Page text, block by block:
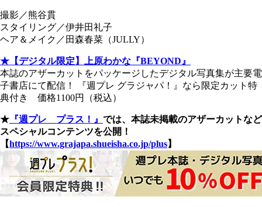
撮影／熊谷貫
スタイリング／伊井田礼子
ヘア＆メイク／田森春菜（JULLY）
★【デジタル限定】上原わかな『BEYOND』
本誌のアザーカットをパッケージしたデジタル写真集が主要電
子書店にて配信！ 『週プレ グラジャパ！』なら限定カット特
典付き 価格1100円（税込）
★ 『週プレ プラス！』 では、本誌未掲載のアザーカットなど
スペシャルコンテンツを公開！
【https://www.grajapa.shueisha.co.jp/plus】